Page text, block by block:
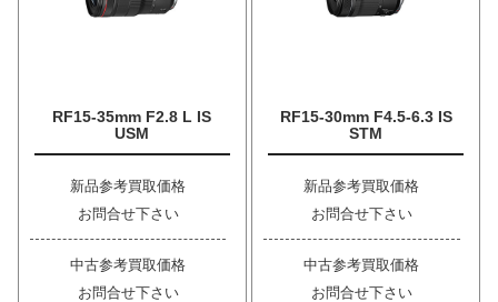
RF15-35mm F2.8 L IS
USM
新品参考買取価格
お問合せ下さい
中古参考買取価格
お問合せ下さい
RF15-30mm F4.5-6.3 IS
STM
新品参考買取価格
お問合せ下さい
中古参考買取価格
お問合せ下さい